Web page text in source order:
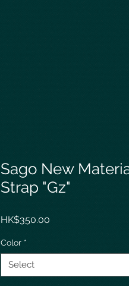
Sago New
Strap "Gz"
HK$350.00
Color *
Select